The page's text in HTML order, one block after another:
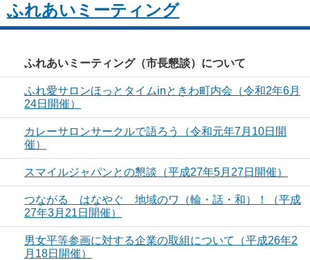
ふれあいミーティング
ふれあいミーティング（市長懇談）について
ふれ愛サロンほっとタイムinときわ町内会（令和2年6月
24日開催）
カレーサロンサークルで語ろう（令和元年7月10日開
催）
スマイルジャパンとの懇談（平成27年5月27日開催）
つながる はなやぐ 地域のワ（輪・話・和）！（平成
27年3月21日開催）
男女平等参画に対する企業の取組について（平成26年2
月18日開催）